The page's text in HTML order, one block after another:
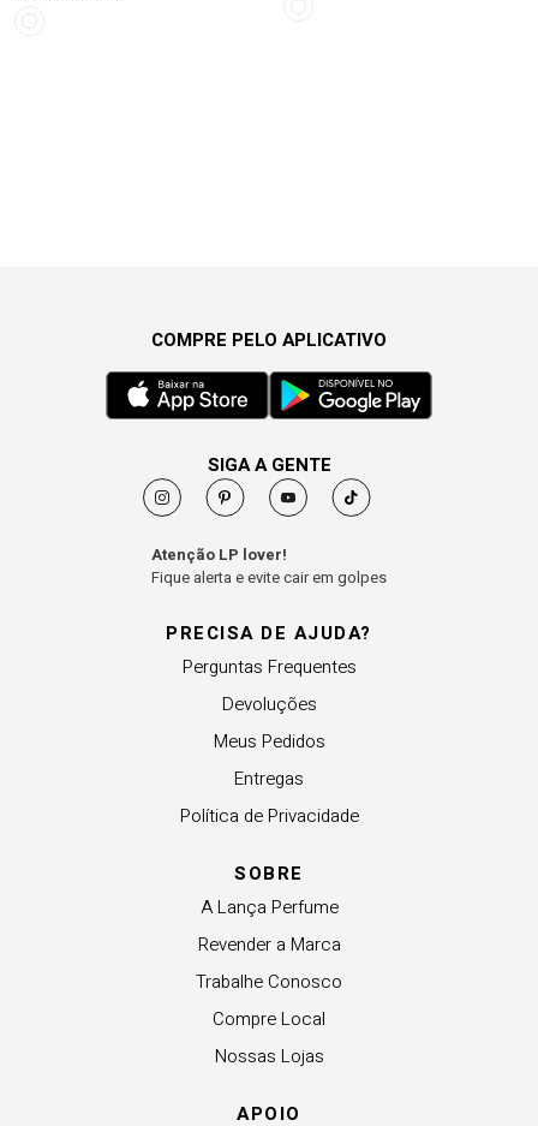
PRECISA DE AJUDA?
Perguntas Frequentes
Devoluções
Meus Pedidos
Entregas
Política de Privacidade
SOBRE
A Lança Perfume
Revender a Marca
Trabalhe Conosco
Compre Local
Nossas Lojas
APOIO
COMPRE PELO APLICATIVO
SIGA A GENTE
Atenção LP lover!
Fique alerta e evite cair em golpes